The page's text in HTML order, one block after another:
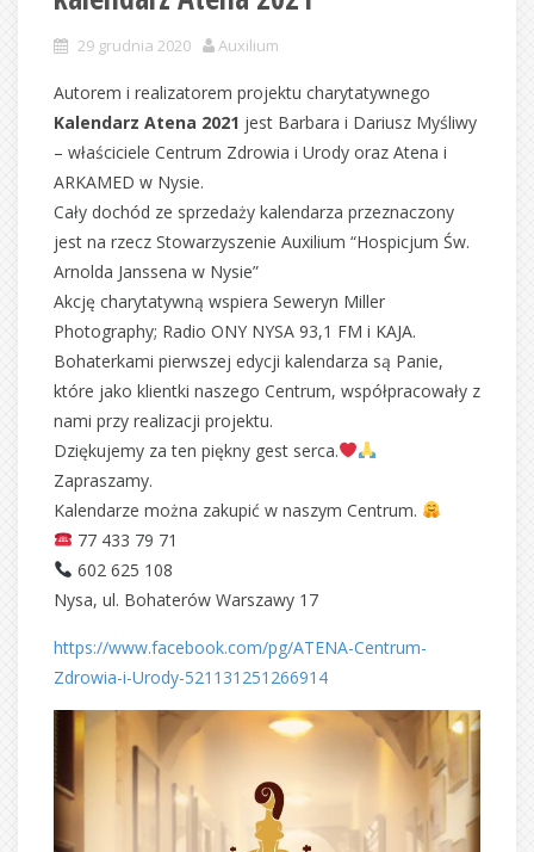
29 grudnia 2020 Auxilium
Autorem i realizatorem projektu charytatywnego
Kalendarz Atena 2021 jest Barbara i Dariusz Myśliwy
– właściciele Centrum Zdrowia i Urody oraz Atena i
ARKAMED w Nysie.
Cały dochód ze sprzedaży kalendarza przeznaczony
jest na rzecz Stowarzyszenie Auxilium “Hospicjum Św.
Arnolda Janssena w Nysie”
Akcję charytatywną wspiera Seweryn Miller
Photography; Radio ONY NYSA 93,1 FM i KAJA.
Bohaterkami pierwszej edycji kalendarza są Panie,
które jako klientki naszego Centrum, współpracowały z
nami przy realizacji projektu.
Dziękujemy za ten piękny gest serca.
Zapraszamy.
Kalendarze można zakupić w naszym Centrum.
77 433 79 71
602 625 108
Nysa, ul. Bohaterów Warszawy 17
https://www.facebook.com/pg/ATENA-Centrum-
Zdrowia-i-Urody-521131251266914